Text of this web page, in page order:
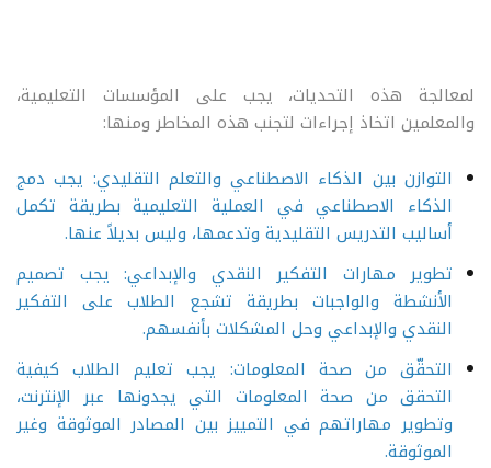
لمعالجة هذه التحديات، يجب على المؤسسات التعليمية،
والمعلمين اتخاذ إجراءات لتجنب هذه المخاطر ومنها:
التوازن بين الذكاء الاصطناعي والتعلم التقليدي: يجب دمج
الذكاء الاصطناعي في العملية التعليمية بطريقة تكمل
أساليب التدريس التقليدية وتدعمها، وليس بديلاً عنها.
تطوير مهارات التفكير النقدي والإبداعي: يجب تصميم
الأنشطة والواجبات بطريقة تشجع الطلاب على التفكير
النقدي والإبداعي وحل المشكلات بأنفسهم.
التحقّق من صحة المعلومات: يجب تعليم الطلاب كيفية
التحقق من صحة المعلومات التي يجدونها عبر الإنترنت،
وتطوير مهاراتهم في التمييز بين المصادر الموثوقة وغير
الموثوقة.